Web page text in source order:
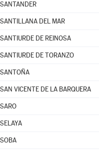
SANTANDER
SANTILLANA DEL MAR
SANTIURDE DE REINOSA
SANTIURDE DE TORANZO
SANTOÑA
SAN VICENTE DE LA BARQUERA
SARO
SELAYA
SOBA